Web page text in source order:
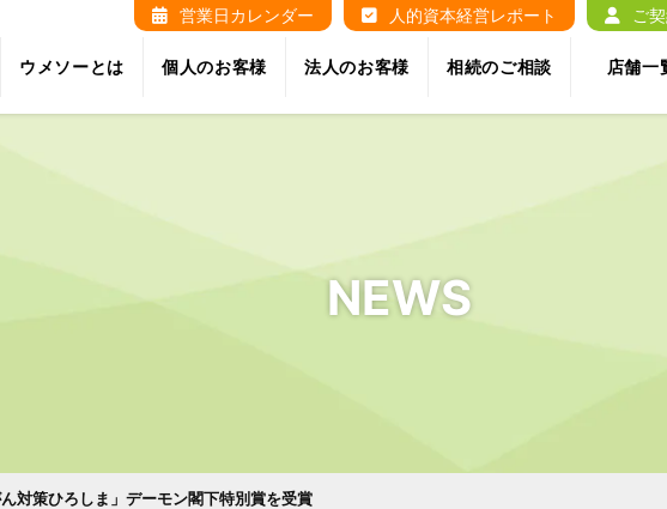
営業日カレンダー 人的資本経営レポート ご
ウメソーとは 個人のお客様 法人のお客様 相続のご相談 店舗一
NEWS
ん対策ひろしま」デーモン閣下特別賞を受賞